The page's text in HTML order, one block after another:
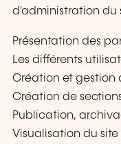
d'administration du
Présentation des
Les différents
Création et gestion
Création de
Publication,
Visualisation du site